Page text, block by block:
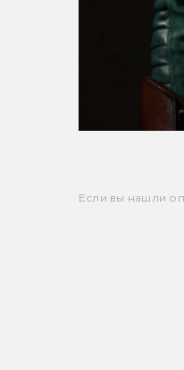
Если вы нашли